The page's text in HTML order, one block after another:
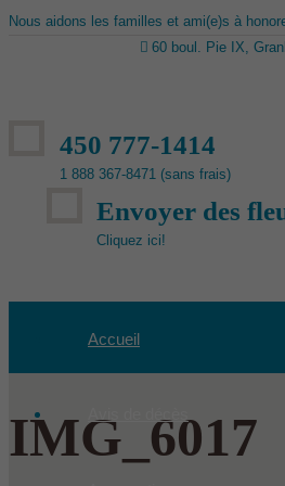
Nous aidons les familles et ami(e)s à
60 boul. Pie IX,
450 777-1414
1 888 367-8471 (sans frais)
Envoyer des
Cliquez ici!
Accueil
IMG_6017